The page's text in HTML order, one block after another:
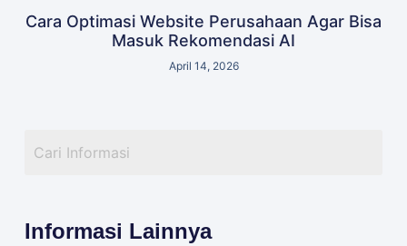
Cara Optimasi Website Perusahaan Agar Bisa
Masuk Rekomendasi AI
April 14, 2026
Informasi Lainnya